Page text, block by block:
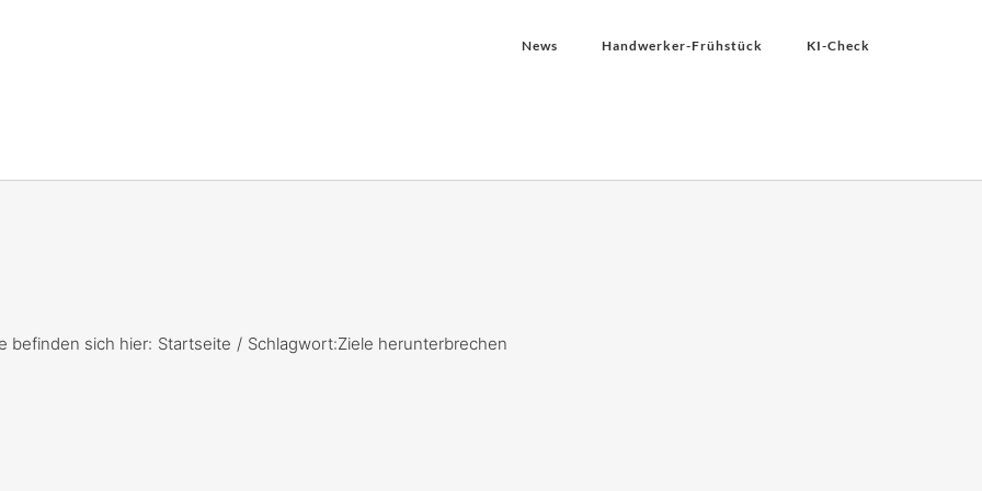
News Handwerker-Frühstück KI-Check
befinden sich hier: Startseite Schlagwort:Ziele herunterbrechen